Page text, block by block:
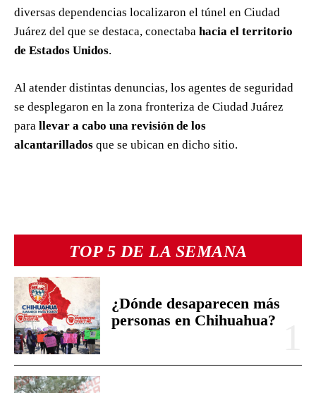
TOP 5 DE LA SEMANA
¿Dónde desaparecen más
personas en Chihuahua?
diversas dependencias localizaron el túnel en Ciudad
Juárez del que se destaca, conectaba hacia el territorio
de Estados Unidos.
Al atender distintas denuncias, los agentes de seguridad
se desplegaron en la zona fronteriza de Ciudad Juárez
para llevar a cabo una revisión de los
alcantarillados que se ubican en dicho sitio.